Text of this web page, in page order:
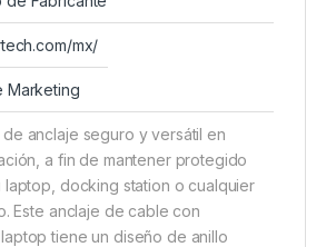
mx/
Marketing
anclaje seguro y versátil en
a fin de mantener protegido
laptop, docking station o cualquier
Este anclaje de cable con
tiene un diseño de anillo